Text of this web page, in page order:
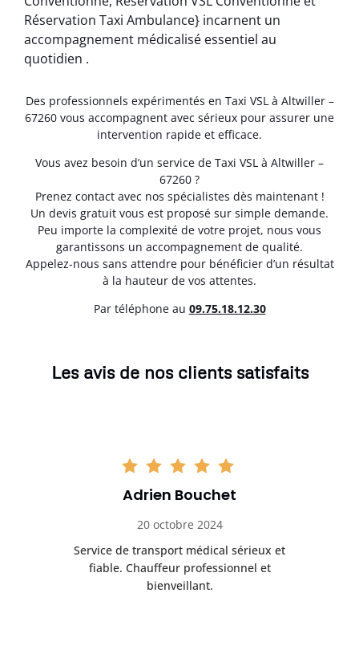
Réservation Taxi Ambulance} incarnent un
accompagnement médicalisé essentiel au
quotidien .
Des professionnels expérimentés en Taxi VSL à Altwiller –
67260 vous accompagnent avec sérieux pour assurer une
intervention rapide et efficace.
Vous avez besoin d’un service de Taxi VSL à Altwiller –
67260 ?
Prenez contact avec nos spécialistes dès maintenant !
Un devis gratuit vous est proposé sur simple demande.
Peu importe la complexité de votre projet, nous vous
garantissons un accompagnement de qualité.
Appelez-nous sans attendre pour bénéficier d’un résultat
à la hauteur de vos attentes.
Par téléphone au 09.75.18.12.30
Les avis de nos clients satisfaits
Adrien Bouchet
20 octobre 2024
Service de transport médical sérieux et
fiable. Chauffeur professionnel et
bienveillant.